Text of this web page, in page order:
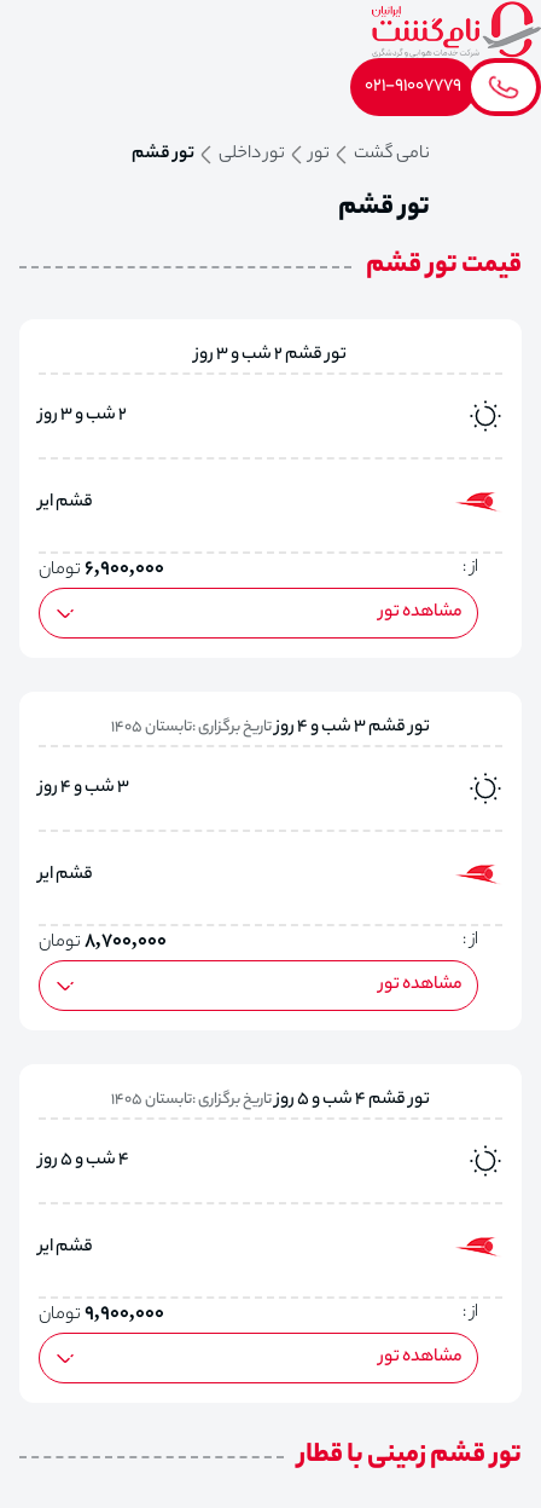
021-91007779
نامی گشت تور تور داخلی تور قشم
تور قشم
قیمت تور قشم
تور قشم 2 شب و 3 روز
2 شب و 3 روز
قشم ایر
از : 6,900,000تومان
مشاهده تور
تور قشم 3 شب و 4 روز تاریخ برگزاری :تابستان 1405
3 شب و 4 روز
قشم ایر
از : 8,700,000تومان
مشاهده تور
تور قشم 4 شب و 5 روز تاریخ برگزاری :تابستان 1405
4 شب و 5 روز
قشم ایر
از : 9,900,000تومان
مشاهده تور
تور قشم زمینی با قطار